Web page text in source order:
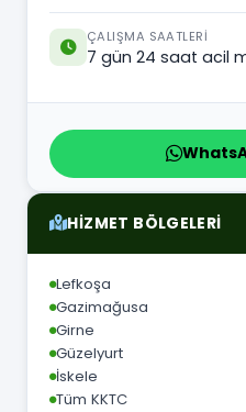
ÇALIŞMA SAATLERI
7 gün 24 saat acil
HIZMET BÖLGELERI
Lefkoşa
Gazimağusa
Girne
Güzelyurt
İskele
Tüm KKTC